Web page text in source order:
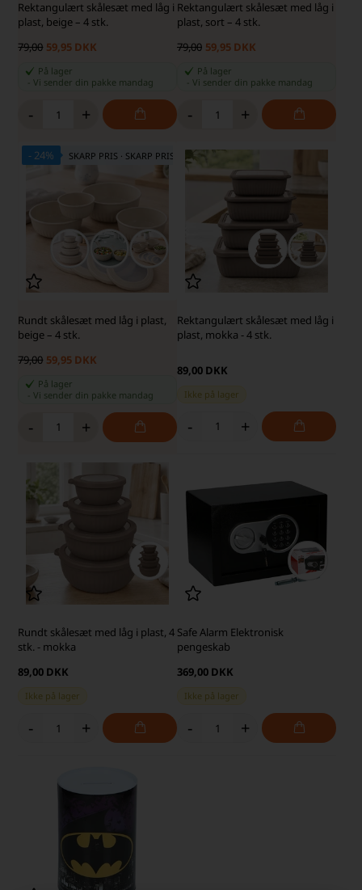
Rektangulært skålesæt med låg i
plast, beige – 4 stk.
79,00 59,95 DKK
På lager
-Vi sender din pakke mandag
- +
Rektangulært skålesæt med låg i
plast, sort – 4 stk.
79,00 59,95 DKK
På lager
Vi sender din pakke mandag
- +
- 24% SKARP PRIS · SKARP PRIS
Rundt skålesæt med låg i plast,
beige – 4 stk.
79,00 59,95 DKK
På lager
-Vi sender din pakke mandag
- +
Rektangulært skålesæt med låg i
plast, mokka - 4 stk.
89,00 DKK
Ikke på lager
- +
Rundt skålesæt med låg i plast, 4
stk. - mokka
89,00 DKK
Ikke på lager
- +
Safe Alarm Elektronisk
pengeskab
369,00 DKK
Ikke på lager
- +